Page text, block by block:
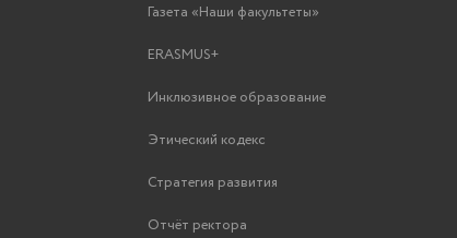
Газета «Наши факультеты»
ERASMUS+
Инклюзивное образование
Этический кодекс
Стратегия развития
Отчёт ректора